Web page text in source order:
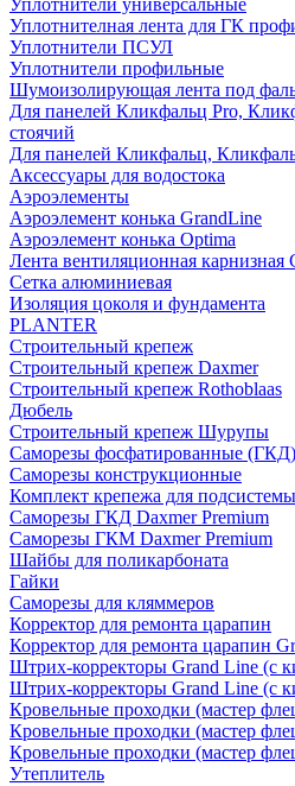
Уплотнители универсальные
Уплотнителная лента для ГК
Уплотнители ПСУЛ
Уплотнители профильные
Шумоизолирующая лента под
Для панелей Кликфальц Pro,
стоячий
Для панелей Кликфальц,
Аксессуары для водостока
Аэроэлементы
Аэроэлемент конька GrandLine
Аэроэлемент конька Optima
Лента вентиляционная карнизная
Сетка алюминиевая
Изоляция цоколя и фундамента
PLANTER
Строительный крепеж
Строительный крепеж Daxmer
Строительный крепеж Rothoblaas
Дюбель
Строительный крепеж Шурупы
Саморeзы фосфатированные (ГКД)
Саморезы конструкционные
Комплект крепежа для
Саморезы ГКД Daxmer Premium
Саморезы ГКМ Daxmer Premium
Шайбы для поликарбоната
Гайки
Саморезы для кляммеров
Корректор для ремонта царапин
Корректор для ремонта царапин
Штрих-корректоры Grand Line (с
Штрих-корректоры Grand Line (с
Кровельные проходки (мастер
Кровельные проходки (мастер
Кровельные проходки (мастер
Утеплитель